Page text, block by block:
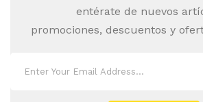
entérate de nuevos
promociones, descuentos y